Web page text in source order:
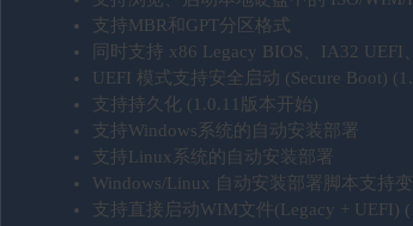
支持MBR和GPT分区格式
同时支持 x86 Legacy BIOS、IA32
UEFI 模式支持安全启动 (Secure Boot)
支持持久化 (1.0.11版本开始)
支持Windows系统的自动安装部署
支持Linux系统的自动安装部署
Windows/Linux 自动安装部署脚本支持
支持直接启动WIM文件(Legacy + UEFI)